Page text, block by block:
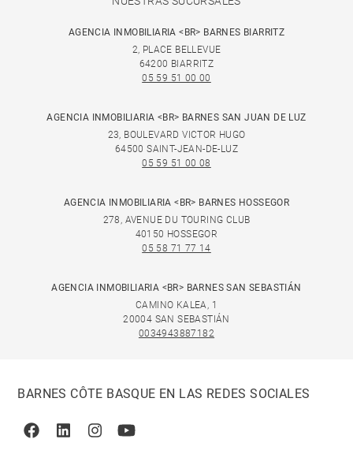
AGENCIA INMOBILIARIA <BR> BARNES BIARRITZ
2, PLACE BELLEVUE
64200 BIARRITZ
05 59 51 00 00
AGENCIA INMOBILIARIA <BR> BARNES SAN JUAN DE LUZ
23, BOULEVARD VICTOR HUGO
64500 SAINT-JEAN-DE-LUZ
05 59 51 00 08
AGENCIA INMOBILIARIA <BR> BARNES HOSSEGOR
278, AVENUE DU TOURING CLUB
40150 HOSSEGOR
05 58 71 77 14
AGENCIA INMOBILIARIA <BR> BARNES SAN SEBASTIÁN
CAMINO KALEA, 1
20004 SAN SEBASTIÁN
0034943887182
BARNES CÔTE BASQUE EN LAS REDES SOCIALES
FacebookLinkedinInstagramYoutube